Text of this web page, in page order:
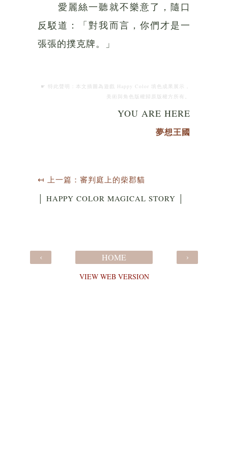
愛麗絲一聽就不樂意了，隨口
反駁道：「對我而言，你們才是一
張張的撲克牌。」
☛ 特此聲明：本文插圖為遊戲 Happy Color 填色成果展示，
美術與角色版權歸原版權方所有。
YOU ARE HERE
夢想王國
↤ 上一篇：審判庭上的柴郡貓
│ HAPPY COLOR MAGICAL STORY │
‹ ›
HOME
VIEW WEB VERSION